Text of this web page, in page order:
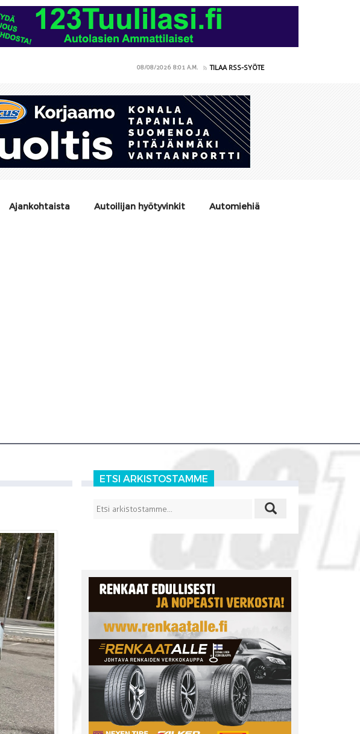
08/08/2026 8:01 A.M. TILAA RSS-SYÖTE
Ajankohtaista Autoilijan hyötyvinkit Automiehiä
ETSI ARKISTOSTAMME